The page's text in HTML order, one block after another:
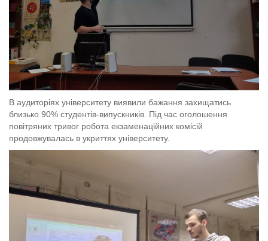
В аудиторіях університету виявили бажання захищатись
близько 90% студентів-випускників. Під час оголошення
повітряних тривог робота екзаменаційних комісій
продовжувалась в укриттях університету.